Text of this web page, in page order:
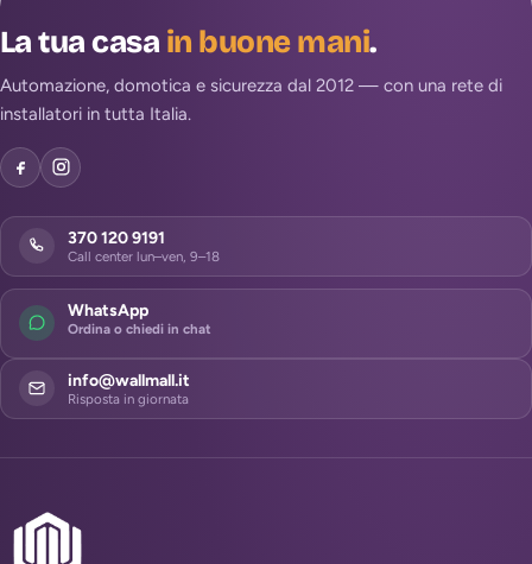
La tua casain buone mani.
Automazione, domotica e sicurezza dal 2012 — con una rete di
installatori in tutta Italia.
370 120 9191
Call center lun–ven, 9–18
WhatsApp
Ordina o chiedi in chat
info@wallmall.it
Risposta in giornata